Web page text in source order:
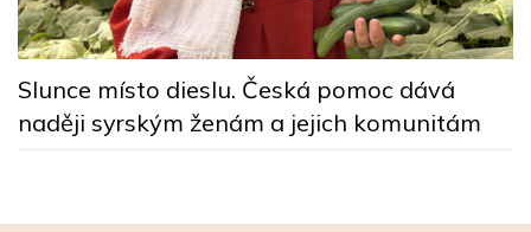
Slunce místo dieslu. Česká pomoc dává
naději syrským ženám a jejich komunitám